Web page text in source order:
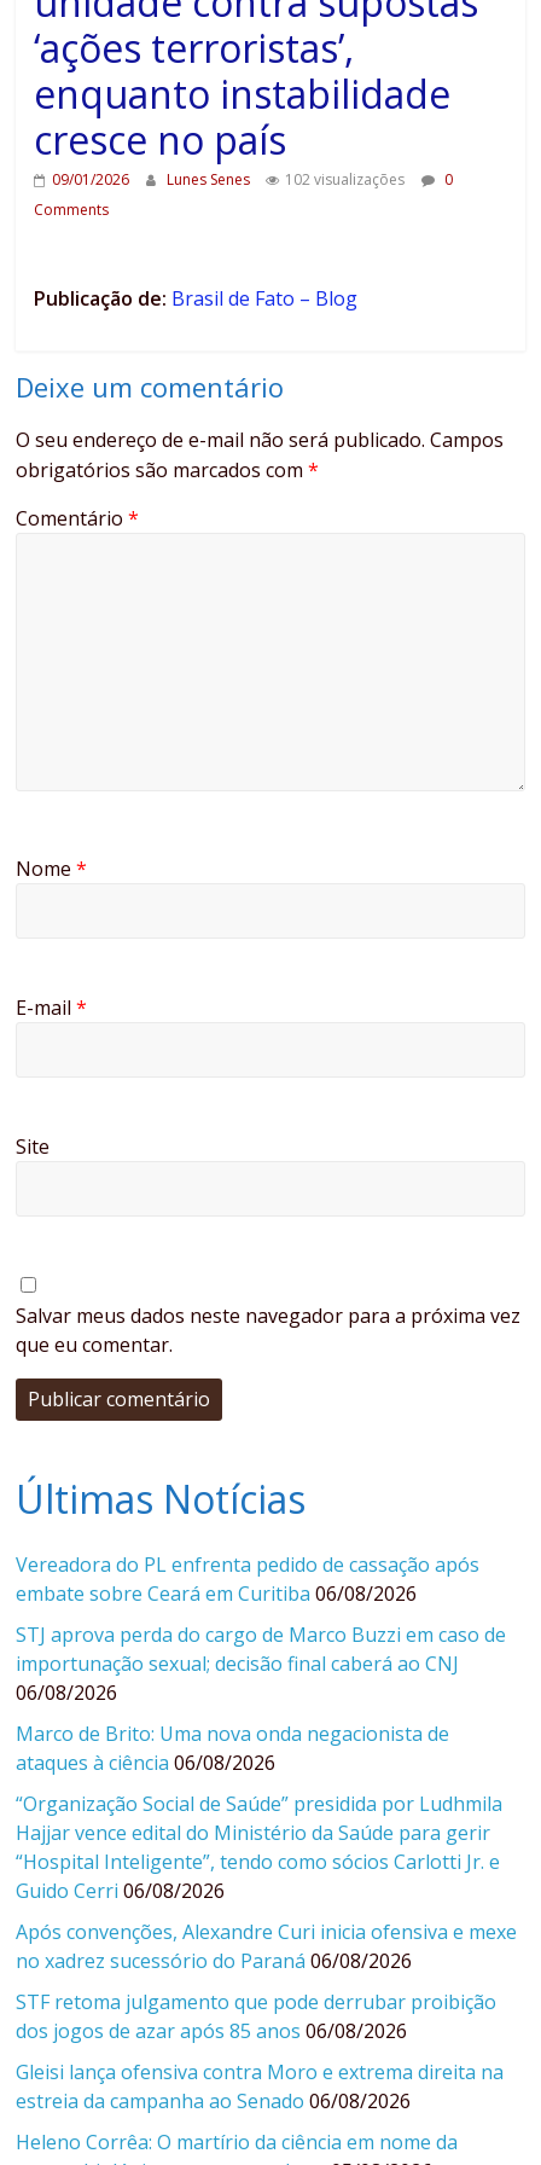
‘ações terroristas’,
enquanto instabilidade
cresce no país
09/01/2026 Lunes Senes 102 visualizações
0
Comments
Publicação de: Brasil de Fato – Blog
Deixe um comentário
O seu endereço de e-mail não será publicado. Campos
obrigatórios são marcados com*
Comentário*
Nome*
E-mail*
Site
Salvar meus dados neste navegador para a próxima vez
que eu comentar.
Últimas Notícias
Vereadora do PL enfrenta pedido de cassação após
embate sobre Ceará em Curitiba 06/08/2026
STJ aprova perda do cargo de Marco Buzzi em caso de
importunação sexual; decisão final caberá ao CNJ
06/08/2026
Marco de Brito: Uma nova onda negacionista de
ataques à ciência 06/08/2026
“Organização Social de Saúde” presidida por Ludhmila
Hajjar vence edital do Ministério da Saúde para gerir
“Hospital Inteligente”, tendo como sócios Carlotti Jr. e
Guido Cerri 06/08/2026
Após convenções, Alexandre Curi inicia ofensiva e mexe
no xadrez sucessório do Paraná 06/08/2026
STF retoma julgamento que pode derrubar proibição
dos jogos de azar após 85 anos 06/08/2026
Gleisi lança ofensiva contra Moro e extrema direita na
estreia da campanha ao Senado 06/08/2026
Heleno Corrêa: O martírio da ciência em nome da